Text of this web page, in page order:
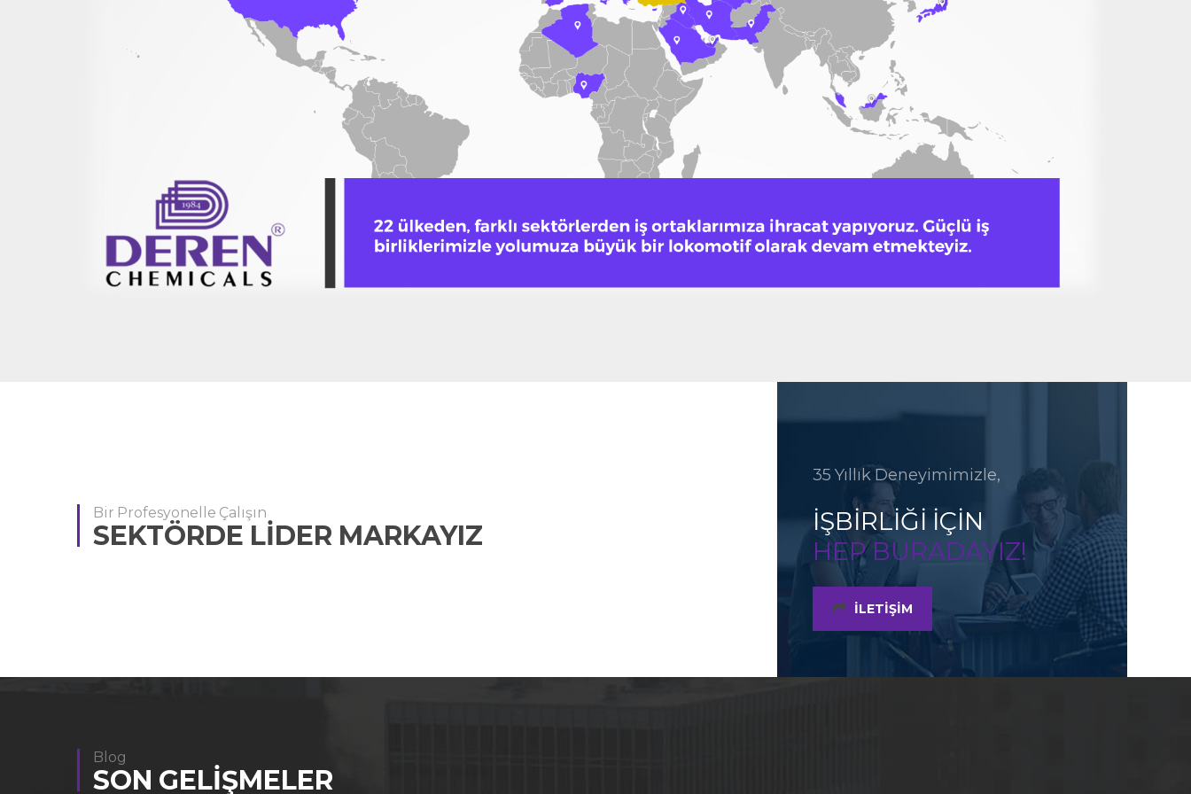
Bir Profesyonelle Çalışın
SEKTÖRDE LİDER MARKAYIZ
35 Yıllık Deneyimimizle,
İŞBİRLİĞİ İÇİN
HEP BURADAYIZ!
İLETIŞIM
Blog
SON GELIŞMELER